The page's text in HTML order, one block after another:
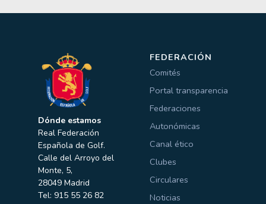
Dónde estamos
Real Federación
Española de Golf.
Calle del Arroyo del
Monte, 5,
28049 Madrid
Tel: 915 55 26 82
FEDERACIÓN
Comités
Portal transparencia
Federaciones
Autonómicas
Canal ético
Clubes
Circulares
Noticias